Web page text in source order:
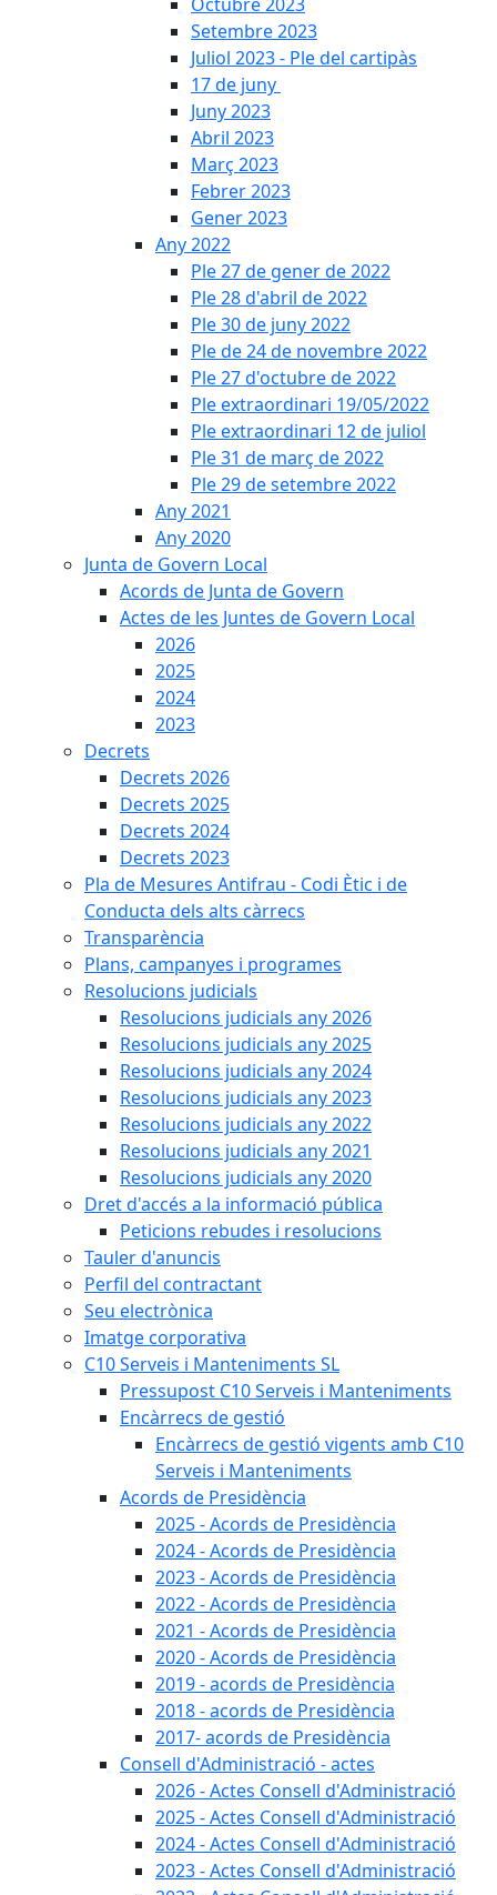
Setembre 2023
Juliol 2023 - Ple del cartipàs
17 de juny
Juny 2023
Abril 2023
Març 2023
Febrer 2023
Gener 2023
Any 2022
Ple 27 de gener de 2022
Ple 28 d'abril de 2022
Ple 30 de juny 2022
Ple de 24 de novembre 2022
Ple 27 d'octubre de 2022
Ple extraordinari 19/05/2022
Ple extraordinari 12 de juliol
Ple 31 de març de 2022
Ple 29 de setembre 2022
Any 2021
Any 2020
Junta de Govern Local
Acords de Junta de Govern
Actes de les Juntes de Govern Local
2026
2025
2024
2023
Decrets
Decrets 2026
Decrets 2025
Decrets 2024
Decrets 2023
Pla de Mesures Antifrau - Codi Ètic i de
Conducta dels alts càrrecs
Transparència
Plans, campanyes i programes
Resolucions judicials
Resolucions judicials any 2026
Resolucions judicials any 2025
Resolucions judicials any 2024
Resolucions judicials any 2023
Resolucions judicials any 2022
Resolucions judicials any 2021
Resolucions judicials any 2020
Dret d'accés a la informació pública
Peticions rebudes i resolucions
Tauler d'anuncis
Perfil del contractant
Seu electrònica
Imatge corporativa
C10 Serveis i Manteniments SL
Pressupost C10 Serveis i Manteniments
Encàrrecs de gestió
Encàrrecs de gestió vigents amb C10
Serveis i Manteniments
Acords de Presidència
2025 - Acords de Presidència
2024 - Acords de Presidència
2023 - Acords de Presidència
2022 - Acords de Presidència
2021 - Acords de Presidència
2020 - Acords de Presidència
2019 - acords de Presidència
2018 - acords de Presidència
2017- acords de Presidència
Consell d'Administració - actes
2026 - Actes Consell d'Administració
2025 - Actes Consell d'Administració
2024 - Actes Consell d'Administració
2023 - Actes Consell d'Administració